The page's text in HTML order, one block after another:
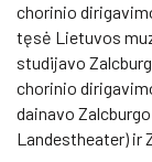
chorinio
tęsė Lietuvos
studijavo
chorinio
dainavo
Landestheater) ir